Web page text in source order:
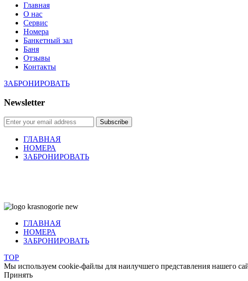
Главная
О нас
Сервис
Номера
Банкетный зал
Баня
Отзывы
Контакты
ЗАБРОНИРОВАТЬ
Newsletter
Subscribe
ГЛАВНАЯ
НОМЕРА
ЗАБРОНИРОВАТЬ
ГЛАВНАЯ
НОМЕРА
ЗАБРОНИРОВАТЬ
TOP
Мы используем cookie-файлы для наилучшего представления нашего
Принять